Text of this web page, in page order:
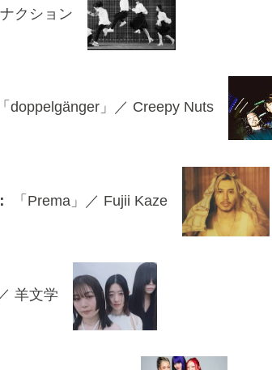
ナクション
「doppelgänger」／ Creepy Nuts
「Prema」／ Fujii Kaze
羊文学